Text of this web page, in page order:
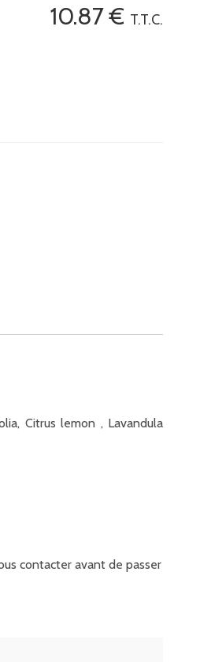
10.87€ T.T.C.
Citrus lemon , Lavandula
contacter avant de passer